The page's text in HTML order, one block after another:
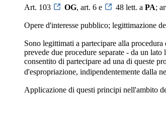
Art. 103 OG, art. 6 e 48 lett. a PA;
Opere d'interesse pubblico; legittimazione
Sono legittimati a partecipare alla
prevede due procedure separate - da un
consentito di partecipare ad una di queste
d'espropriazione, indipendentemente dalla
Applicazione di questi principi nell'ambito